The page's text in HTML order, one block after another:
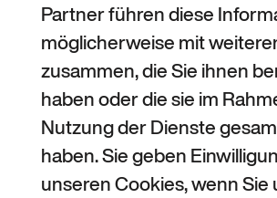
Partner führen diese
möglicherweise mit
zusammen, die Sie ihnen
haben oder die sie im
Nutzung der Dienste
haben. Sie geben
unseren Cookies, wenn Sie